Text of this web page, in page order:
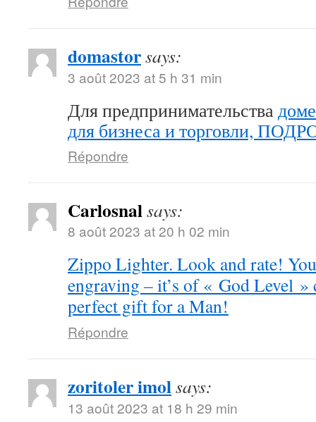
domastorsays:
3 août 2023 at 5 h 31 min
Для предпринимательства
для бизнеса и торговли,
Répondre
Carlosnalsays:
8 août 2023 at 20 h 02 min
Zippo Lighter. Look and rate!
engraving – it’s of « God Level
perfect gift for a Man!
Répondre
zoritoler imolsays:
13 août 2023 at 18 h 29 min